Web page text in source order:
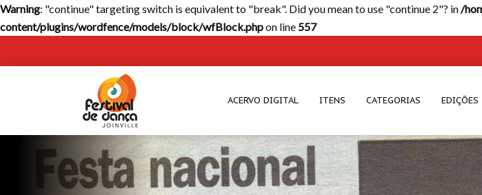
Warning: "continue" targeting switch is equivalent to "break". Did you mean to use "continue 2"? in/
content/plugins/wordfence/models/block/wfBlock.phpon line557
ACERVO DIGITAL ITENS CATEGORIAS EDIÇÕES